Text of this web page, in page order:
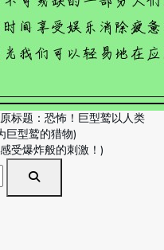
标题：恐怖！巨型鹫以人类
巨型鹫的猎物)
受爆炸般的刺激！)